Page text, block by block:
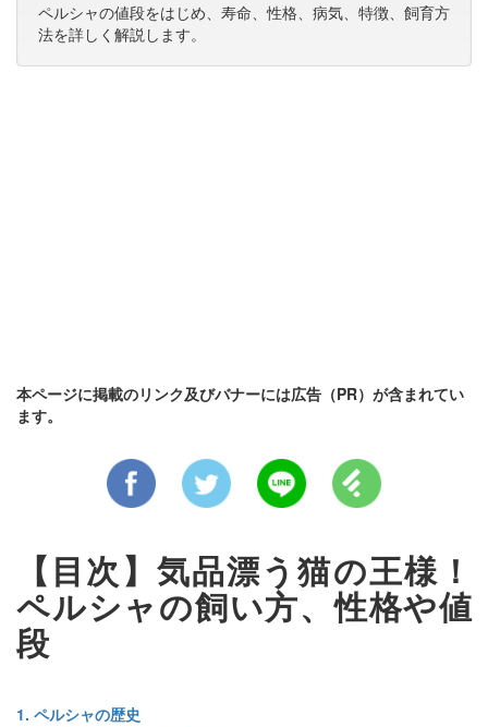
ペルシャの値段をはじめ、寿命、性格、病気、特徴、飼育方
法を詳しく解説します。
本ページに掲載のリンク及びバナーには広告（PR）が含まれてい
ます。
【目次】気品漂う猫の王様！
ペルシャの飼い方、性格や値
段
1. ペルシャの歴史